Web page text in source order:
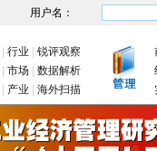
用户名：
行业
锐评观察
市场
数据解析
产业 海外扫描